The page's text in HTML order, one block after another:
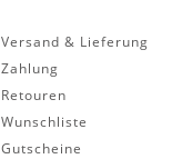
Versand & Lieferung
Zahlung
Retouren
Wunschliste
Gutscheine